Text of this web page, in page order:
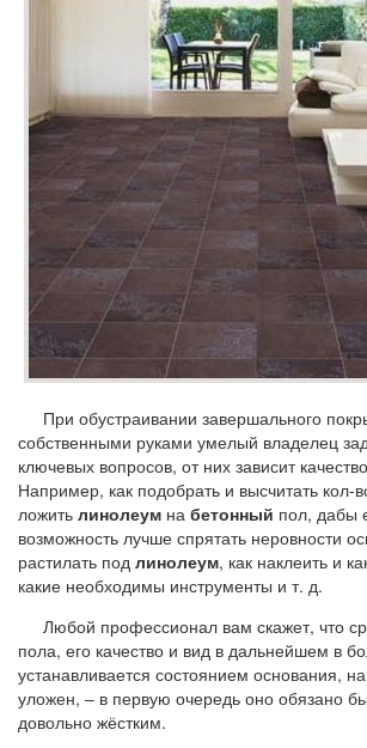
При обустраивании завершального
собственными руками умелый владелец
ключевых вопросов, от них зависит
Например, как подобрать и высчитать кол-
ложить линолеум на бетонный пол, дабы
возможность лучше спрятать неровности
растилать под линолеум, как наклеить и
какие необходимы инструменты и т. д.
Любой профессионал вам скажет, что
пола, его качество и вид в дальнейшем в
устанавливается состоянием основания,
уложен, – в первую очередь оно обязано
довольно жёстким.